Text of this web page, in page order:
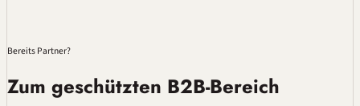
Bereits Partner?
Zum geschützten B2B-Bereich